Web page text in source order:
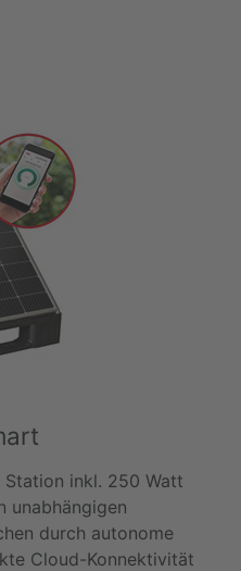
inkl. 250 Watt
unabhängigen
durch autonome
Cloud-Konnektivität